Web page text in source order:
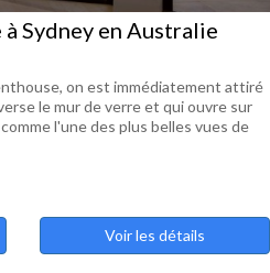
Sydney en Australie
on est immédiatement attiré
le mur de verre et qui ouvre sur
l'une des plus belles vues de
Voir les détails